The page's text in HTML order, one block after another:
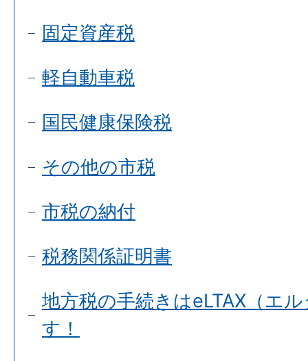
固定資産税
軽自動車税
国民健康保険税
その他の市税
市税の納付
税務関係証明書
地方税の手続きはeLTAX（エ
す！